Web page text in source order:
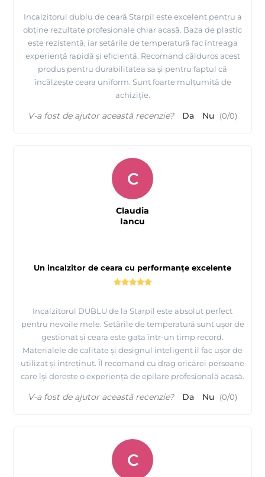
Incalzitorul dublu de ceară Starpil este excelent pentru a
obține rezultate profesionale chiar acasă. Baza de plastic
este rezistentă, iar setările de temperatură fac întreaga
experiență rapidă și eficientă. Recomand călduros acest
produs pentru durabilitatea sa și pentru faptul că
încălzește ceara uniform. Sunt foarte mulțumită de
achiziție.
V-a fost de ajutor această recenzie? Da Nu (0/0)
Un incalzitor de ceara cu performanțe excelente
Incalzitorul DUBLU de la Starpil este absolut perfect
pentru nevoile mele. Setările de temperatură sunt ușor de
gestionat și ceara este gata într-un timp record.
Materialele de calitate și designul inteligent îl fac ușor de
utilizat și întreținut. Îl recomand cu drag oricărei persoane
care își dorește o experiență de epilare profesională acasă.
C
Claudia
Iancu
V-a fost de ajutor această recenzie? Da Nu (0/0)
C